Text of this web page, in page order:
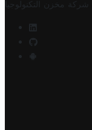
شركة مخزن التكنولوجيا